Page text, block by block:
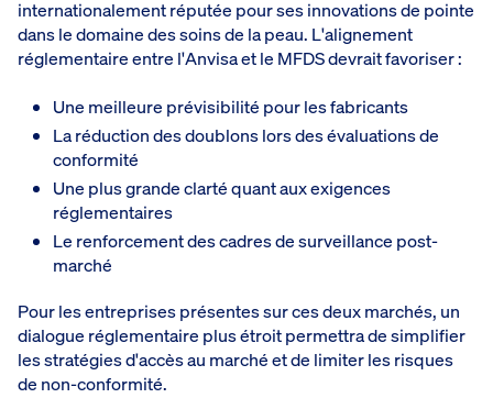
internationalement réputée pour ses innovations de pointe
dans le domaine des soins de la peau. L'alignement
réglementaire entre l'Anvisa et le MFDS devrait favoriser :
Une meilleure prévisibilité pour les fabricants
La réduction des doublons lors des évaluations de
conformité
Une plus grande clarté quant aux exigences
réglementaires
Le renforcement des cadres de surveillance post-
marché
Pour les entreprises présentes sur ces deux marchés, un
dialogue réglementaire plus étroit permettra de simplifier
les stratégies d'accès au marché et de limiter les risques
de non-conformité.